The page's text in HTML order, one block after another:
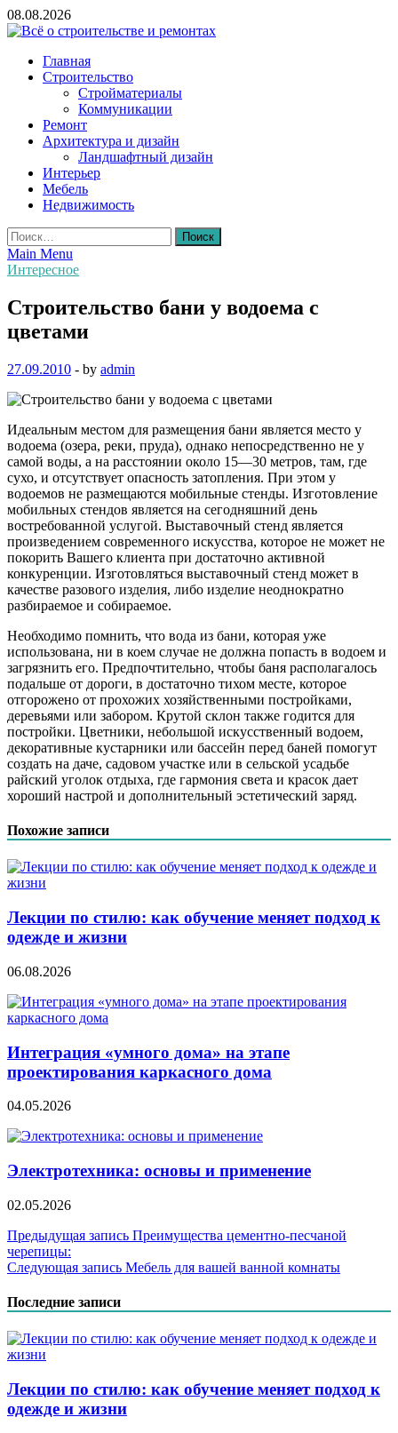
Skip
to
08.08.2026
Всё о строительстве и ремонтах
Главная
Строительство
Стройматериалы
Коммуникации
Ремонт
Архитектура и дизайн
Ландшафтный дизайн
Интерьер
Мебель
Недвижимость
Найти:
Main Menu
Интересное
Строительство бани у водоема с
цветами
27.09.2010 - by admin
Идеальным местом для размещения бани является место у
водоема (озера, реки, пруда), однако непосредственно не у
самой воды, а на расстоянии около 15—30 метров, там, где
сухо, и отсутствует опасность затопления. При этом у
водоемов не размещаются мобильные стенды. Изготовление
мобильных стендов является на сегодняшний день
востребованной услугой. Выставочный стенд является
произведением современного искусства, которое не может не
покорить Вашего клиента при достаточно активной
конкуренции. Изготовляться выставочный стенд может в
качестве разового изделия, либо изделие неоднократно
разбираемое и собираемое.
Необходимо помнить, что вода из бани, которая уже
использована, ни в коем случае не должна попасть в водоем и
загрязнить его. Предпочтительно, чтобы баня располагалось
подальше от дороги, в достаточно тихом месте, которое
отгорожено от прохожих хозяйственными постройками,
деревьями или забором. Крутой склон также годится для
постройки. Цветники, небольшой искусственный водоем,
декоративные кустарники или бассейн перед баней помогут
создать на даче, садовом участке или в сельской усадьбе
райский уголок отдыха, где гармония света и красок дает
хороший настрой и дополнительный эстетический заряд.
Похожие записи
Лекции по стилю: как обучение меняет подход к
одежде и жизни
06.08.2026
Интеграция «умного дома» на этапе
проектирования каркасного дома
04.05.2026
Электротехника: основы и применение
02.05.2026
Навигация
по
Предыдущая запись Преимущества цементно-песчаной
черепицы:
Следующая запись Мебель для вашей ванной комнаты
Последние записи
Лекции по стилю: как обучение меняет подход к
одежде и жизни